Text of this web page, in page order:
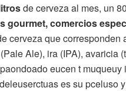
de cerveza al mes, un
gourmet, comercios
cerveza que corresponden
Ale), ira (IPA), avaricia
eucen t
es su pceluso